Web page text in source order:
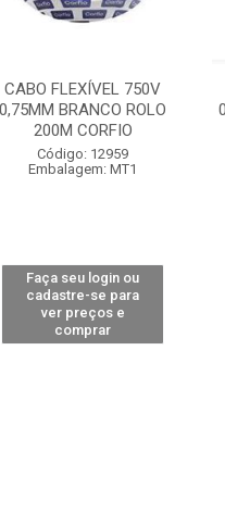
CABO FLEXÍVEL 750V
0,75MM BRANCO ROLO
200M CORFIO
Código: 12959
Embalagem: MT1
Faça seu login ou
cadastre-se para
ver preços e
comprar